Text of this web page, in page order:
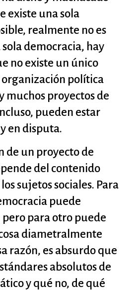
existe una sola
realmente no es
sola democracia, hay
no existe un único
organización política
muchos proyectos de
pueden estar
en disputa.
de un proyecto de
del contenido
sujetos sociales. Para
puede
para otro puede
diametralmente
razón, es absurdo que
absolutos de
y qué no, de qué